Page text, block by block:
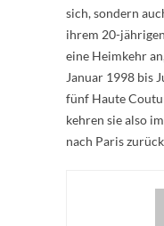
sich, sondern
ihrem 20-
eine Heimkehr
Januar 1998 bis
fünf Haute
kehren sie also
nach Paris